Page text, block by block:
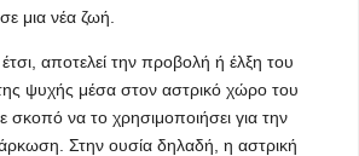
μια νέα ζωή.
αποτελεί την προβολή ή έλξη του
ψυχής μέσα στον αστρικό χώρο του
σκοπό να το χρησιμοποιήσει για την
Στην ουσία δηλαδή, η αστρική